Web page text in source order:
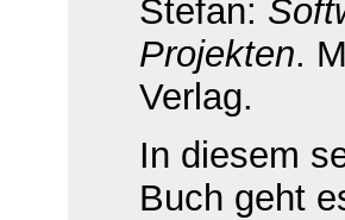
Stefan:
Projekten.
Verlag.
In diesem
Buch geht